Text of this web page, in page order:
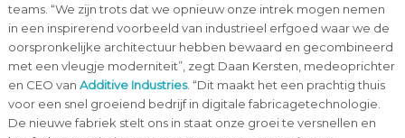
teams. “We zijn trots dat we opnieuw onze intrek mogen nemen
in een inspirerend voorbeeld van industrieel erfgoed waar we de
oorspronkelijke architectuur hebben bewaard en gecombineerd
met een vleugje moderniteit”, zegt Daan Kersten, medeoprichter
en CEO van Additive Industries. “Dit maakt het een prachtig thuis
voor een snel groeiend bedrijf in digitale fabricagetechnologie.
De nieuwe fabriek stelt ons in staat onze groei te versnellen en